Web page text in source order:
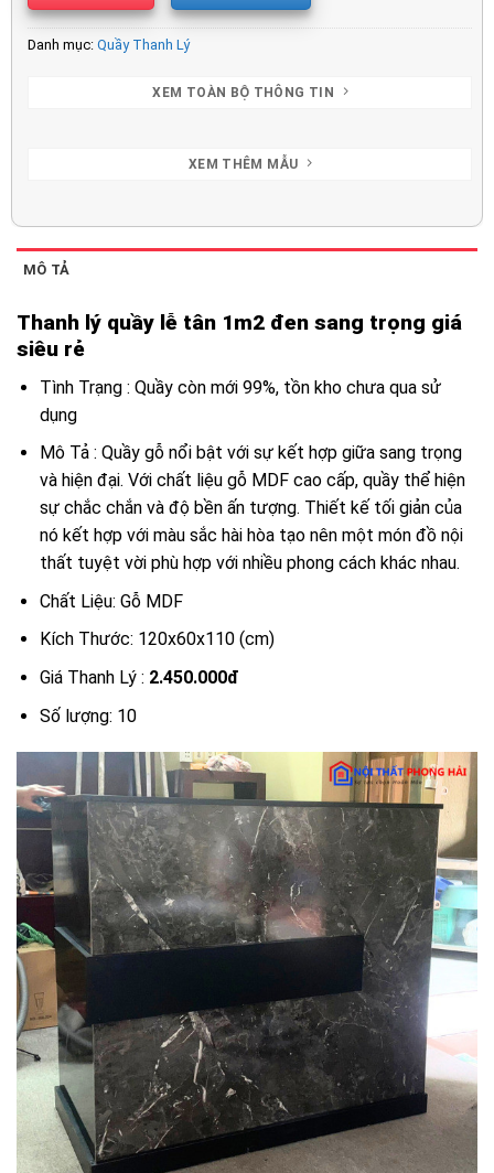
Danh mục: Quầy Thanh Lý
XEM TOÀN BỘ THÔNG TIN
XEM THÊM MẪU
MÔ TẢ
Thanh lý quầy lễ tân 1m2 đen sang trọng giá
siêu rẻ
Tình Trạng : Quầy còn mới 99%, tồn kho chưa qua sử
dụng
Mô Tả : Quầy gỗ nổi bật với sự kết hợp giữa sang trọng
và hiện đại. Với chất liệu gỗ MDF cao cấp, quầy thể hiện
sự chắc chắn và độ bền ấn tượng. Thiết kế tối giản của
nó kết hợp với màu sắc hài hòa tạo nên một món đồ nội
thất tuyệt vời phù hợp với nhiều phong cách khác nhau.
Chất Liệu: Gỗ MDF
Kích Thước: 120x60x110 (cm)
Giá Thanh Lý : 2.450.000đ
Số lượng: 10